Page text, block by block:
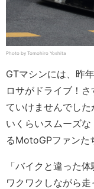
Photo by Tomohiro Yoshita
GTマシンには、昨
ロサがドライブ！
ていけませんでし
いくらいスムーズ
るMotoGPファンた
「バイクと違った
ワクワクしながら